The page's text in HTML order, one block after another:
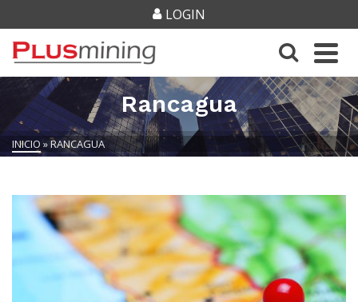
LOGIN
Rancagua
INICIO »RANCAGUA